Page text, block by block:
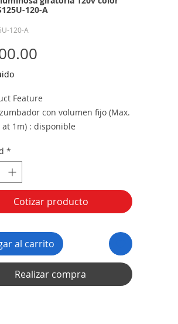
120-A
120-A
Feature
con volumen fijo (Max.
at 1m) : disponible
Diameter
│Height : 158
│Carcasa-ABS
rating
*
Cotizar producto
al carrito
Realizar compra